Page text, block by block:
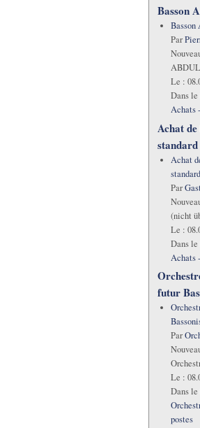
Basson
Basson
Par
Le :
Dans le
Achats
Achat
standard
Achat
standard
Par
(nicht
Le :
Dans le
Achats
futur
Par
Le :
Dans le
postes